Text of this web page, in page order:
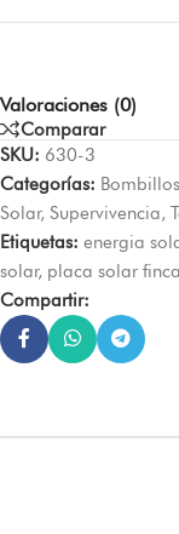
Valoraciones (0)
Comparar
SKU: 630-3
Categorías: Bombillos
Solar, Supervivencia,
Etiquetas: energia
solar, placa solar finca
Compartir: